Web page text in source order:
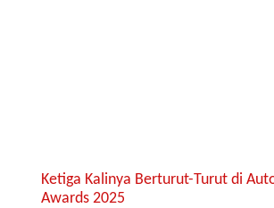
Ketiga Kalinya Berturut-Turut di
Awards 2025